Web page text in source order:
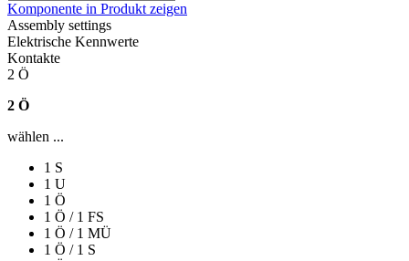
Komponente in Produkt zeigen
Assembly settings
Elektrische Kennwerte
Kontakte
2 Ö
2 Ö
wählen ...
1 S
1 U
1 Ö
1 Ö / 1 FS
1 Ö / 1 MÜ
1 Ö / 1 S